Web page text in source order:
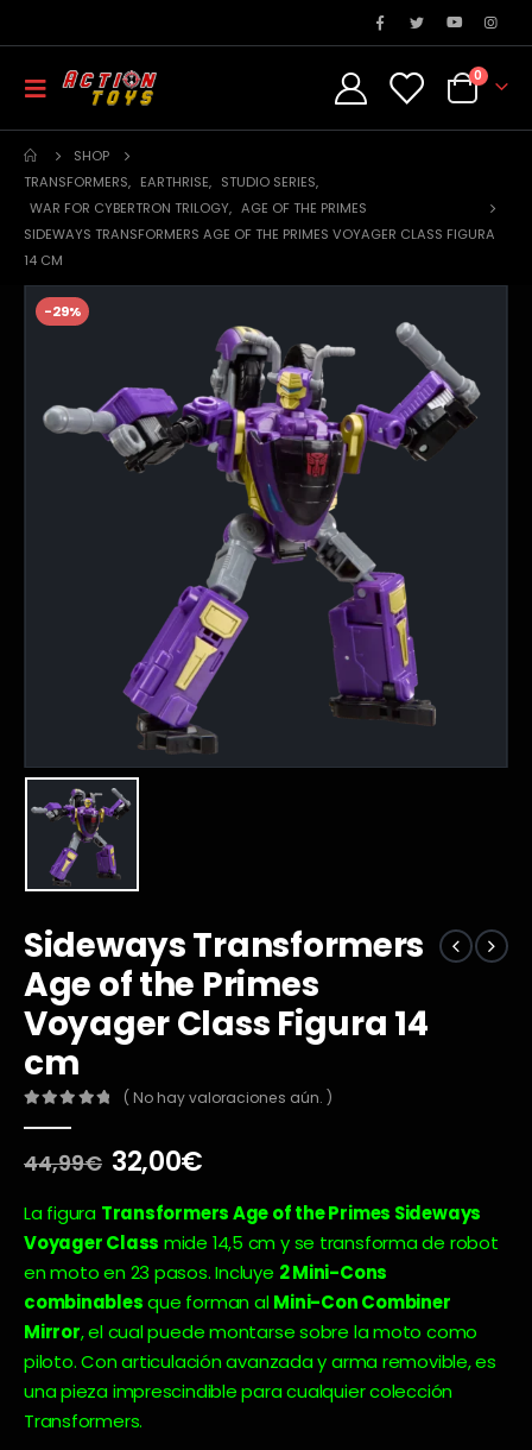
0
SHOP
TRANSFORMERS, EARTHRISE, STUDIO SERIES,
WAR FOR CYBERTRON TRILOGY, AGE OF THE PRIMES
SIDEWAYS TRANSFORMERS AGE OF THE PRIMES VOYAGER CLASS FIGURA
14 CM
-29%
Sideways Transformers
Age of the Primes
Voyager Class Figura 14
cm
( No hay valoraciones aún. )
44,99€ El
original
era:
44,99€.
32,00€El
actual
es:
32,00€.
La figura Transformers Age of the Primes Sideways
Voyager Class mide 14,5 cm y se transforma de robot
en moto en 23 pasos. Incluye 2 Mini-Cons
combinablesque forman al Mini-Con Combiner
Mirror, el cual puede montarse sobre la moto como
piloto. Con articulación avanzada y arma removible, es
una pieza imprescindible para cualquier colección
Transformers.